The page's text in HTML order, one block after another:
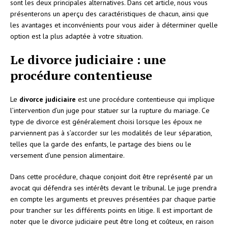
sont les deux principales alternatives. Dans cet article, nous vous
présenterons un aperçu des caractéristiques de chacun, ainsi que
les avantages et inconvénients pour vous aider à déterminer quelle
option est la plus adaptée à votre situation.
Le divorce judiciaire : une
procédure contentieuse
Le divorce judiciaire est une procédure contentieuse qui implique
l’intervention d’un juge pour statuer sur la rupture du mariage. Ce
type de divorce est généralement choisi lorsque les époux ne
parviennent pas à s’accorder sur les modalités de leur séparation,
telles que la garde des enfants, le partage des biens ou le
versement d’une pension alimentaire.
Dans cette procédure, chaque conjoint doit être représenté par un
avocat qui défendra ses intérêts devant le tribunal. Le juge prendra
en compte les arguments et preuves présentées par chaque partie
pour trancher sur les différents points en litige. Il est important de
noter que le divorce judiciaire peut être long et coûteux, en raison